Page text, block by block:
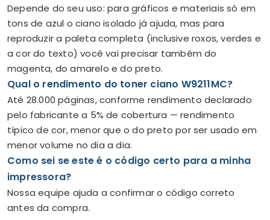
Depende do seu uso: para gráficos e materiais só em
tons de azul o ciano isolado já ajuda, mas para
reproduzir a paleta completa (inclusive roxos, verdes e
a cor do texto) você vai precisar também do
magenta, do amarelo e do preto.
Qual o rendimento do toner ciano W9211MC?
Até 28.000 páginas, conforme rendimento declarado
pelo fabricante a 5% de cobertura — rendimento
típico de cor, menor que o do preto por ser usado em
menor volume no dia a dia.
Como sei se este é o código certo para a minha
impressora?
Nossa equipe ajuda a confirmar o código correto
antes da compra.